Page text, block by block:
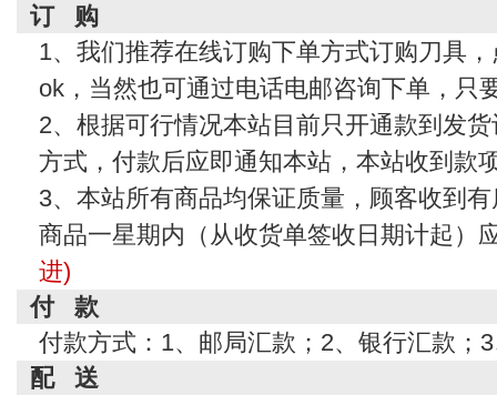
订 购
1、我们推荐在线订购下单方式订购刀具，
ok，当然也可通过电话电邮咨询下单，只
2、根据可行情况本站目前只开通款到发
方式，付款后应即通知本站，本站收到款
3、本站所有商品均保证质量，顾客收到
商品一星期内（从收货单签收日期计起）
进)
付 款
付款方式：1、邮局汇款；2、银行汇款；
配 送